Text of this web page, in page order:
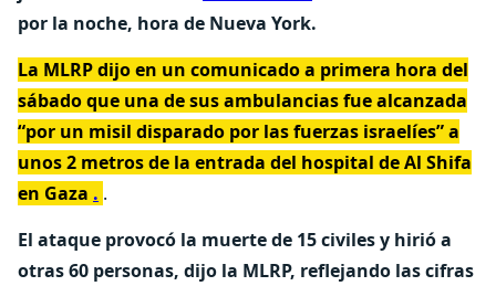
por la noche, hora de Nueva York.
La MLRP dijo en un comunicado a primera hora del
sábado que una de sus ambulancias fue alcanzada
“por un misil disparado por las fuerzas israelíes” a
unos 2 metros de la entrada del hospital de Al Shifa
en Gaza . .
El ataque provocó la muerte de 15 civiles y hirió a
otras 60 personas, dijo la MLRP, reflejando las cifras